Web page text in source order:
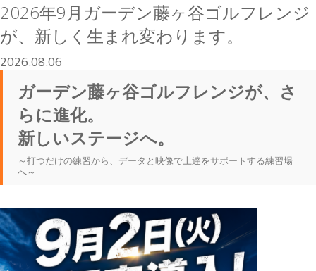
2026年9月ガーデン藤ヶ谷ゴルフレンジ
が、新しく生まれ変わります。
2026.08.06
ガーデン藤ヶ谷ゴルフレンジが、さ
らに進化。
新しいステージへ。
～打つだけの練習から、データと映像で上達をサポートする練習場
へ～